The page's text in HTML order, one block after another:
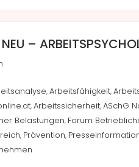
–
,Arbeitsfähigkeit,
,Arbeitssicherheit,ASchG
Belastungen, Forum
, Prävention,